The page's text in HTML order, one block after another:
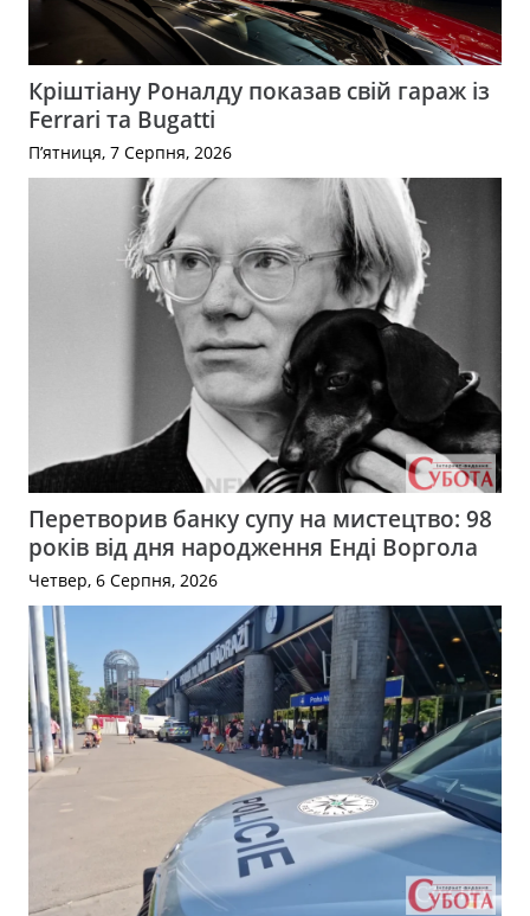
Кріштіану Роналду показав свій гараж із
Ferrari та Bugatti
П’ятниця, 7 Серпня, 2026
Перетворив банку супу на мистецтво: 98
років від дня народження Енді Воргола
Четвер, 6 Серпня, 2026